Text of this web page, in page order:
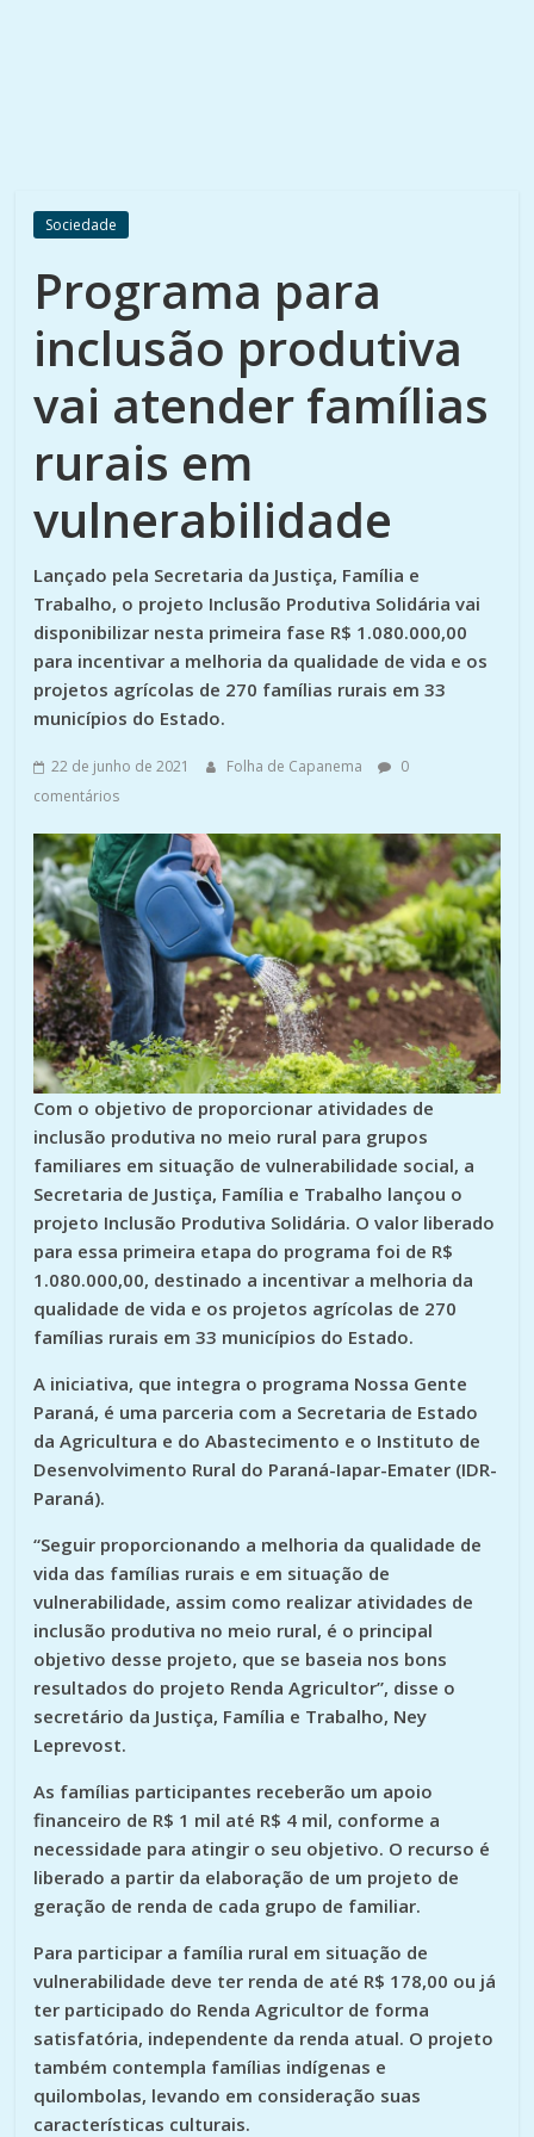
Sociedade
Programa para
inclusão produtiva
vai atender famílias
rurais em
vulnerabilidade
Lançado pela Secretaria da Justiça, Família e
Trabalho, o projeto Inclusão Produtiva Solidária vai
disponibilizar nesta primeira fase R$ 1.080.000,00
para incentivar a melhoria da qualidade de vida e os
projetos agrícolas de 270 famílias rurais em 33
municípios do Estado.
22 de junho de 2021 Folha de Capanema
0
comentários
Com o objetivo de proporcionar atividades de
inclusão produtiva no meio rural para grupos
familiares em situação de vulnerabilidade social, a
Secretaria de Justiça, Família e Trabalho lançou o
projeto Inclusão Produtiva Solidária. O valor liberado
para essa primeira etapa do programa foi de R$
1.080.000,00, destinado a incentivar a melhoria da
qualidade de vida e os projetos agrícolas de 270
famílias rurais em 33 municípios do Estado.
A iniciativa, que integra o programa Nossa Gente
Paraná, é uma parceria com a Secretaria de Estado
da Agricultura e do Abastecimento e o Instituto de
Desenvolvimento Rural do Paraná-Iapar-Emater (IDR-
Paraná).
“Seguir proporcionando a melhoria da qualidade de
vida das famílias rurais e em situação de
vulnerabilidade, assim como realizar atividades de
inclusão produtiva no meio rural, é o principal
objetivo desse projeto, que se baseia nos bons
resultados do projeto Renda Agricultor”, disse o
secretário da Justiça, Família e Trabalho, Ney
Leprevost.
As famílias participantes receberão um apoio
financeiro de R$ 1 mil até R$ 4 mil, conforme a
necessidade para atingir o seu objetivo. O recurso é
liberado a partir da elaboração de um projeto de
geração de renda de cada grupo de familiar.
Para participar a família rural em situação de
vulnerabilidade deve ter renda de até R$ 178,00 ou já
ter participado do Renda Agricultor de forma
satisfatória, independente da renda atual. O projeto
também contempla famílias indígenas e
quilombolas, levando em consideração suas
características culturais.